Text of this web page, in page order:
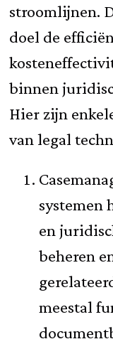
stroomlijnen.
doel de
binnen
Hier zijn
van legal
systemen
en
beheren
meestal